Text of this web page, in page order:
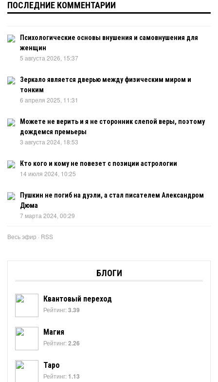
ПОСЛЕДНИЕ КОММЕНТАРИИ
Психологические основы внушения и самовнушения для
женщин
5 августа 2026, 15:37
Зеркало является дверью между физическим миром и
тонким
6 апреля 2025, 11:31
Можете не верить и я не сторонник слепой веры, поэтому
дождемся премьеры
3 августа 2024, 18:53
Кто кого и кому не повезет с позиции астрологии
14 июля 2024, 10:25
Пушкин не погиб на дуэли, а стал писателем Александром
Дюма
7 марта 2024, 00:29
Весь эфир · RSS
БЛОГИ
Квантовый переход
Рейтинг:3.39
Магия
Рейтинг:2.26
Таро
Рейтинг: 1.13